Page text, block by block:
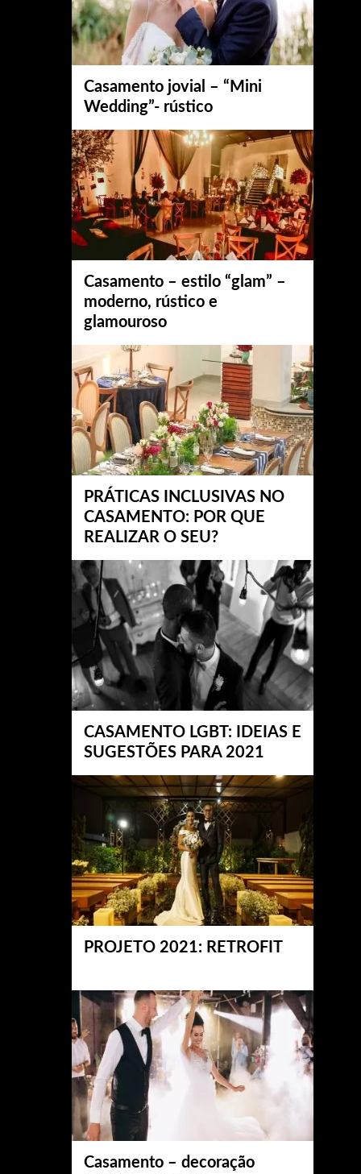
Casamento jovial – “Mini
Wedding”- rústico
Casamento – estilo “glam” –
moderno, rústico e
glamouroso
PRÁTICAS INCLUSIVAS NO
CASAMENTO: POR QUE
REALIZAR O SEU?
CASAMENTO LGBT: IDEIAS E
SUGESTÕES PARA 2021
PROJETO 2021: RETROFIT
Casamento – decoração